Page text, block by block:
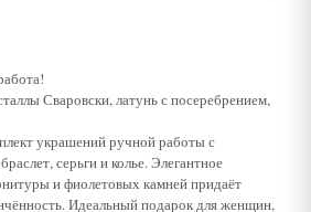
Сваровски, латунь с посеребрением,
украшений ручной работы с
серьги и колье. Элегантное
и фиолетовых камней придаёт
Идеальный подарок для женщин,